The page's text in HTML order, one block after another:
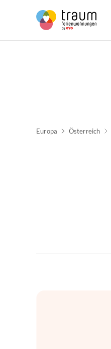
Europa Österreich